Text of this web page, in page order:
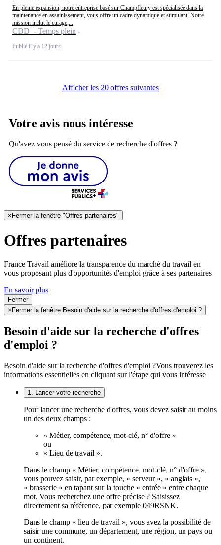
En pleine expansion, notre entreprise basé sur Champfleury est spécialisée dans la
maintenance en assainissement, vous offre un cadre dynamique et stimulant. Notre
mission inclut le curage,...
CDD - Temps plein
Publié il y a 12 jours
Afficher les 20 offres suivantes
Votre avis nous intéresse
Qu'avez-vous pensé du service de recherche d'offres ?
× Fermer la fenêtre "Offres partenaires"
Offres partenaires
France Travail améliore la transparence du marché du travail en
vous proposant plus d'opportunités d'emploi grâce à ses partenaires
En savoir plus
Fermer
× Fermer la fenêtre Besoin d'aide sur la recherche d'offres d'emploi ?
Besoin d'aide sur la recherche d'offres
d'emploi ?
Besoin d'aide sur la recherche d'offres d'emploi ?Vous trouverez les
informations essentielles en cliquant sur l'étape qui vous intéresse
1. Lancer votre recherche
Pour lancer une recherche d'offres, vous devez saisir au moins
un des deux champs :
« Métier, compétence, mot-clé, n° d'offre »
ou
« Lieu de travail ».
Dans le champ « Métier, compétence, mot-clé, n° d'offre »,
vous pouvez saisir, par exemple, « serveur », « anglais »,
« brasserie » en tapant sur la touche « entrée » entre chaque
mot. Vous recherchez une offre précise ? Saisissez
directement sa référence, par exemple 049RSNK.
Dans le champ « lieu de travail », vous avez la possibilité de
saisir une commune, un département, une région, un pays ou
un continent.